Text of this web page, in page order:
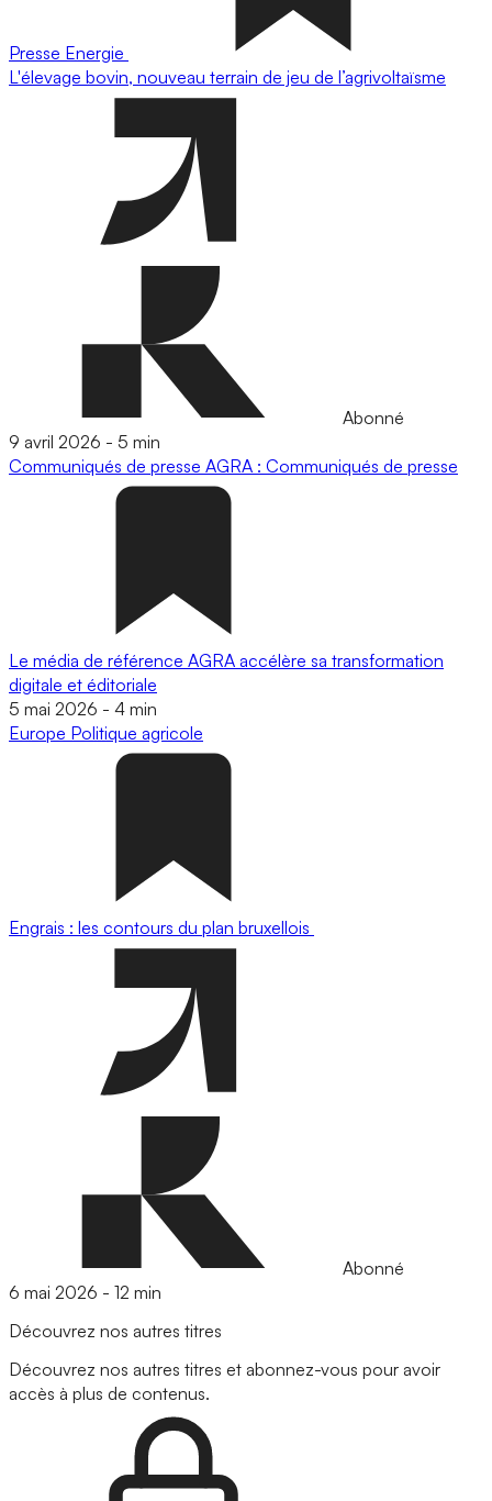
Presse Energie
L'élevage bovin, nouveau terrain de jeu de l’agrivoltaïsme
Abonné
9 avril 2026 - 5 min
Communiqués de presse AGRA : Communiqués de presse
Le média de référence AGRA accélère sa transformation
digitale et éditoriale
5 mai 2026 - 4 min
Europe Politique agricole
Engrais : les contours du plan bruxellois
Abonné
6 mai 2026 - 12 min
Découvrez nos autres titres
Découvrez nos autres titres et abonnez-vous pour avoir
accès à plus de contenus.